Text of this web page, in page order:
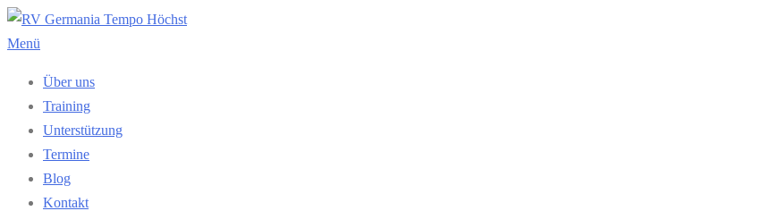
Zum
Inhalt
Menü
Über uns
Training
Unterstützung
Termine
Blog
Kontakt